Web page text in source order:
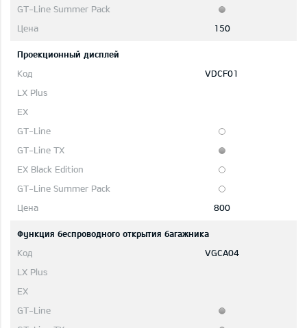
150
Проекционный дисплей
VDCF01
800
Функция беспроводного открытия багажника
VGCA04